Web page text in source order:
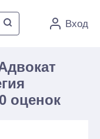
Вход
оценок